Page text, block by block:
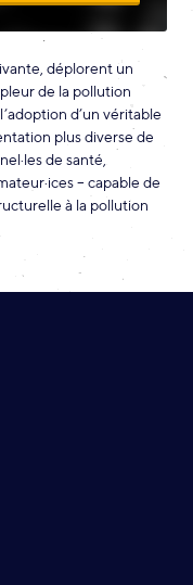
déplorent un
de la pollution
d’un véritable
plus diverse de
de santé,
– capable de
à la pollution